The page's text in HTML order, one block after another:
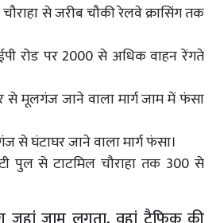
से जरीब चौकी रेलवे क्रासिंग तक
रोड पर 2000 से अधिक वाहन रेंगते
से मूलगंज जाने वाला मार्ग जाम में फंसा
से घंटाघर जाने वाला मार्ग फंसा।
पुल से टाटमिल चौराहा तक 300 से